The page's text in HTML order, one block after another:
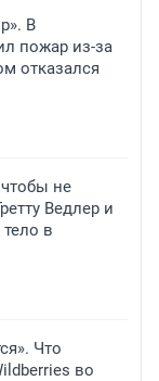
В
пожар из-за
отказался
не
Ведлер и
в
Что
во